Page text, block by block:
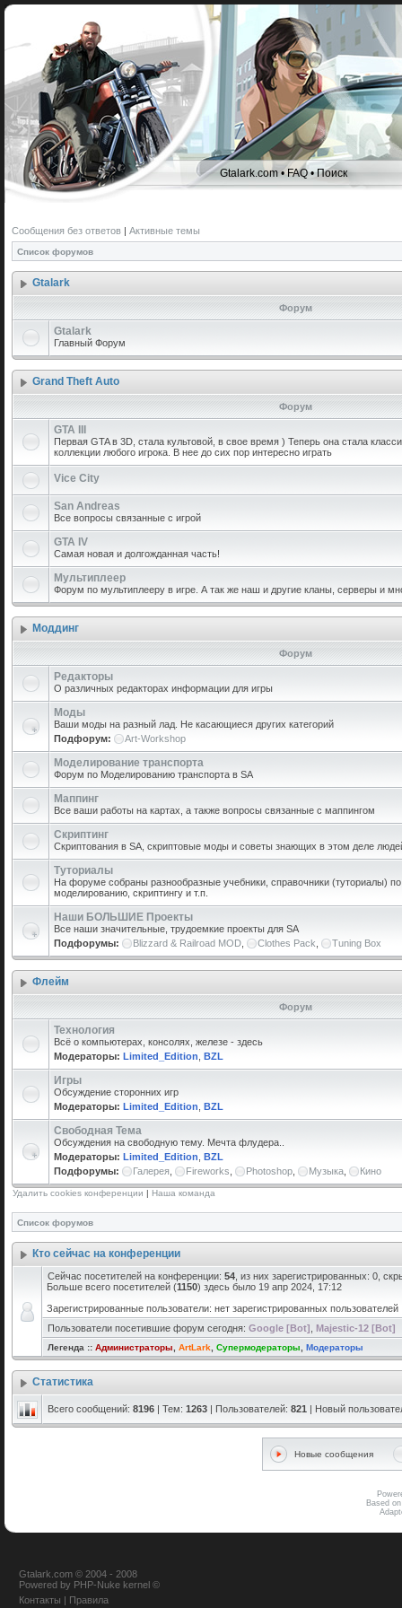
Gtalark.com •FAQ•Поиск
Сообщения без ответов | Активные темы
Список форумов
Gtalark
Форум
Gtalark
Главный Форум
Grand Theft Auto
Форум
GTA III
Первая GTA в 3D, стала культовой, в свое время ) Теперь она стала
коллекции любого игрока. В нее до сих пор интересно играть
Vice City
San Andreas
Все вопросы связанные с игрой
GTA IV
Самая новая и долгожданная часть!
Мультиплеер
Форум по мультиплееру в игре. А так же наш и другие кланы, серверы и
Моддинг
Форум
Редакторы
О различных редакторах информации для игры
Моды
Ваши моды на разный лад. Не касающиеся других категорий
Подфорум:
Art-Workshop
Моделирование транспорта
Форум по Моделированию транспорта в SA
Маппинг
Все ваши работы на картах, а также вопросы связанные с маппингом
Скриптинг
Скриптования в SA, скриптовые моды и советы знающих в этом деле
Туториалы
На форуме собраны разнообразные учебники, справочники (туториалы)
моделированию, скриптингу и т.п.
Наши БОЛЬШИЕ Проекты
Все наши значительные, трудоемкие проекты для SA
Подфорумы:
Blizzard & Railroad MOD Clothes Pack Tuning Box
Флейм
Форум
Технология
Всё о компьютерах, консолях, железе - здесь
Модераторы: Limited_Edition BZL
Игры
Обсуждение сторонних игр
Модераторы: Limited_Edition BZL
Свободная Тема
Обсуждения на свободную тему. Мечта флудера..
Модераторы: Limited_Edition BZL
Подфорумы:
Галерея Fireworks Photoshop Музыка Кино
Удалить cookies конференции | Наша команда
Список форумов
Кто сейчас на конференции
Сейчас посетителей на конференции: 54 , из них зарегистрированных: 0,
Больше всего посетителей (1150) здесь было 19 апр 2024, 17:12
Зарегистрированные пользователи: нет зарегистрированных пользователей
Пользователи посетившие форум сегодня: Google [Bot] Majestic-12 [Bot]
Легенда :: Администраторы ArtLark Супермодераторы Модераторы
Статистика
Всего сообщений: 8196 | Тем: 1263 | Пользователей: 821 | Новый
Новые сообщения
Based
Gtalark.com © 2004 - 2008
Powered by PHP-Nuke kernel ©
Контакты | Правила